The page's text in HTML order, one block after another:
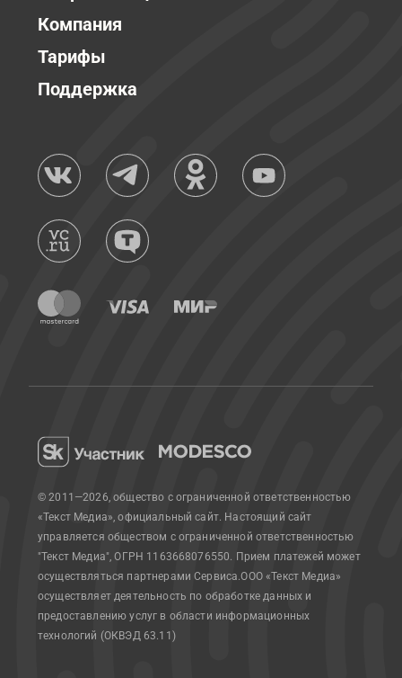
Компания
Тарифы
Поддержка
© 2011—2026, общество с ограниченной ответственностью
«Текст Медиа», официальный сайт. Настоящий сайт
управляется обществом с ограниченной ответственностью
"Текст Медиа", ОГРН 1163668076550. Прием платежей может
осуществляться партнерами Сервиса.ООО «Текст Медиа»
осуществляет деятельность по обработке данных и
предоставлению услуг в области информационных
технологий (ОКВЭД 63.11)